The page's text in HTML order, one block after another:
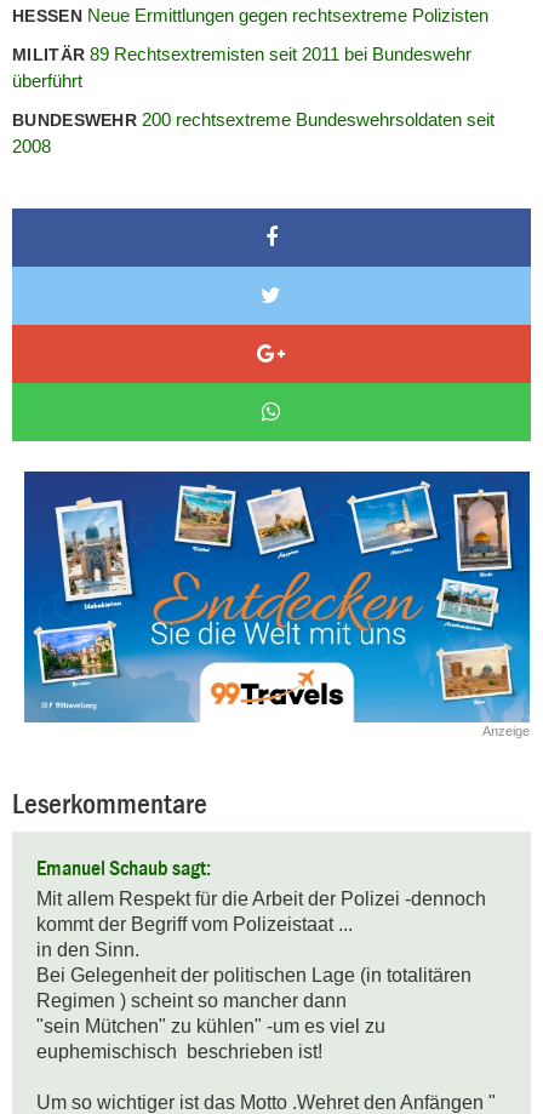
HESSEN Neue Ermittlungen gegen rechtsextreme Polizisten
MILITÄR89 Rechtsextremisten seit 2011 bei Bundeswehr
überführt
BUNDESWEHR200 rechtsextreme Bundeswehrsoldaten seit
2008
Anzeige
Leserkommentare
Emanuel Schaub sagt:
Mit allem Respekt für die Arbeit der Polizei -dennoch
kommt der Begriff vom Polizeistaat ...
in den Sinn.
Bei Gelegenheit der politischen Lage (in totalitären
Regimen ) scheint so mancher dann
"sein Mütchen" zu kühlen" -um es viel zu
euphemischisch  beschrieben ist!
Um so wichtiger ist das Motto .Wehret den Anfängen "